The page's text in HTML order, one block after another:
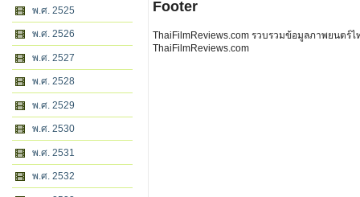
พ.ศ. 2525
พ.ศ. 2526
พ.ศ. 2527
พ.ศ. 2528
พ.ศ. 2529
พ.ศ. 2530
พ.ศ. 2531
พ.ศ. 2532
Footer
ThaiFilmReviews.com รวบรวมข้อมูลภาพยนตร์
ThaiFilmReviews.com